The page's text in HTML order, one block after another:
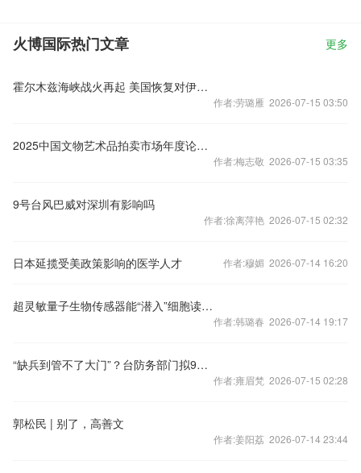
火博国际热门文章 更多
霍尔木兹海峡战火再起 美国恢复对伊朗石油制裁
作者:劳璐雁 2026-07-15 03:50
2025中国文物艺术品拍卖市场年度论坛在京举行
作者:梅志敬 2026-07-15 03:35
9号台风巴威对深圳有影响吗
作者:徐离萍艳 2026-07-15 02:32
日本延揽受美政策影响的医学人才 作者:穆媚 2026-07-14 16:20
超灵敏量子生物传感器能“潜入”细胞读信号
作者:韩璐春 2026-07-14 19:17
“缺兵到管不了大门”？台防务部门拟9月起试办军校卫哨外包，岛内网民吐槽
作者:雍眉梵 2026-07-15 02:28
郭松民 | 别了，高善文
作者:姜阳荔 2026-07-14 23:44